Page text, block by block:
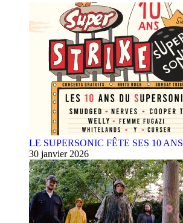
LE SUPERSONIC FÊTE SES 10 ANS
30 janvier 2026